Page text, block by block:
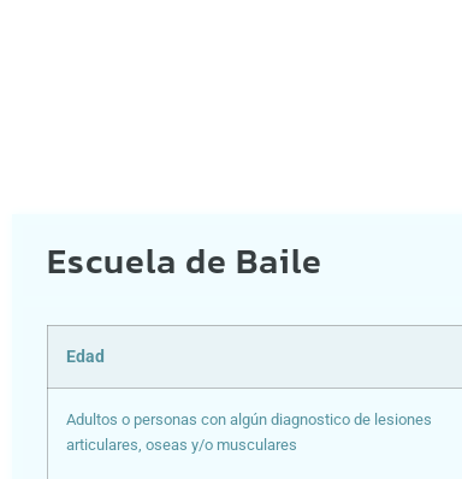
Escuela de Baile
Edad
Adultos o personas con algún diagnostico de lesiones
articulares, oseas y/o musculares